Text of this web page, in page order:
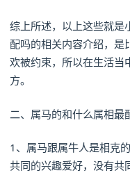
综上所述，以上这些就是
配吗的相关内容介绍，是
欢被约束，所以在生活当
方。
二、属马的和什么属相最
1、属马跟属牛人是相克
共同的兴趣爱好，没有共